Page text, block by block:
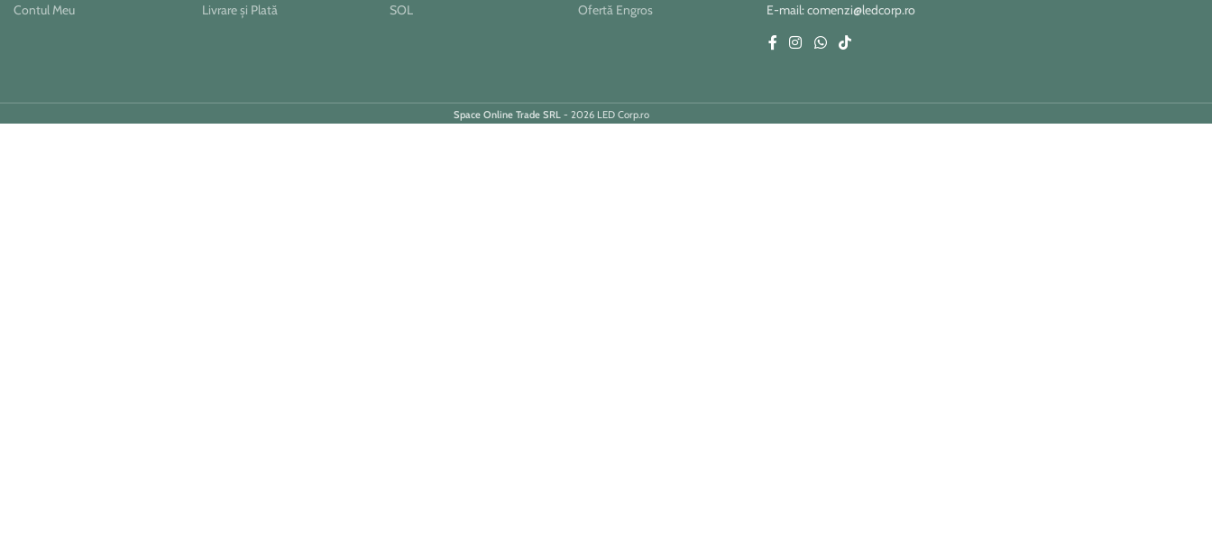
Contul Meu
Livrare și Plată
SOL
Ofertă Engros
E-mail: comenzi@ledcorp.ro
Space Online Trade SRL - 2026 LED Corp.ro